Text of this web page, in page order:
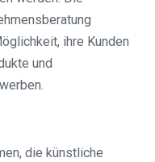
ihre Kunden
und
die künstliche